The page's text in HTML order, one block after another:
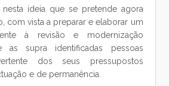
ideia que se pretende agora
com vista a preparar e elaborar um
à revisão e modernização
as supra identificadas pessoas
dos seus pressupostos
e de permanência.